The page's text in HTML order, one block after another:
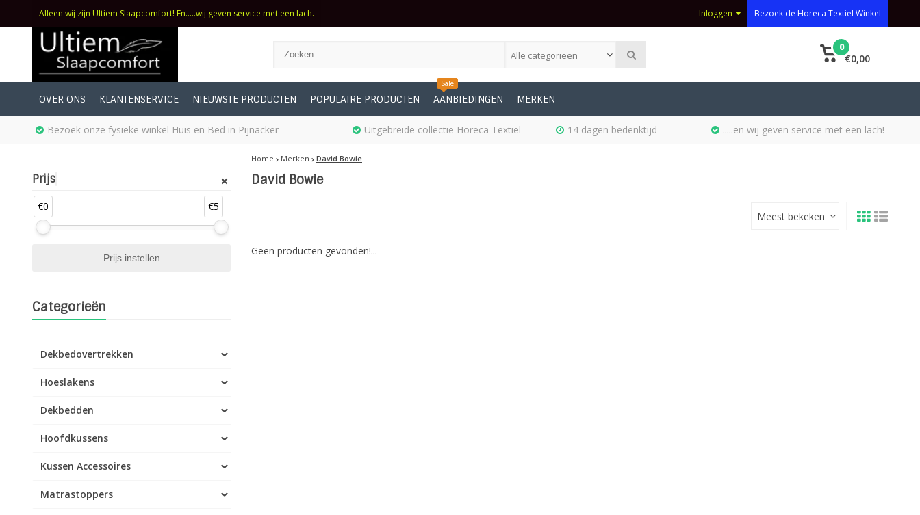
Alleen wij zijn Ultiem Slaapcomfort! En.....wij geven service met een lach. Inloggen Bezoek de Horeca Textiel Winkel
Alle categorieën
0
€0,00
OVER ONS KLANTENSERVICE NIEUWSTE PRODUCTEN POPULAIRE PRODUCTEN
Sale
AANBIEDINGEN MERKEN
Bezoek onze fysieke winkel Huis en Bed in Pijnacker Uitgebreide collectie Horeca Textiel 14 dagen bedenktijd .....en wij geven service met een lach!
Prijs
€0 €5
Categorieën
Dekbedovertrekken
Hoeslakens
Dekbedden
Hoofdkussens
Kussen Accessoires
Matrastoppers
Home Merken David Bowie
David Bowie
Meest bekeken
Geen producten gevonden!...